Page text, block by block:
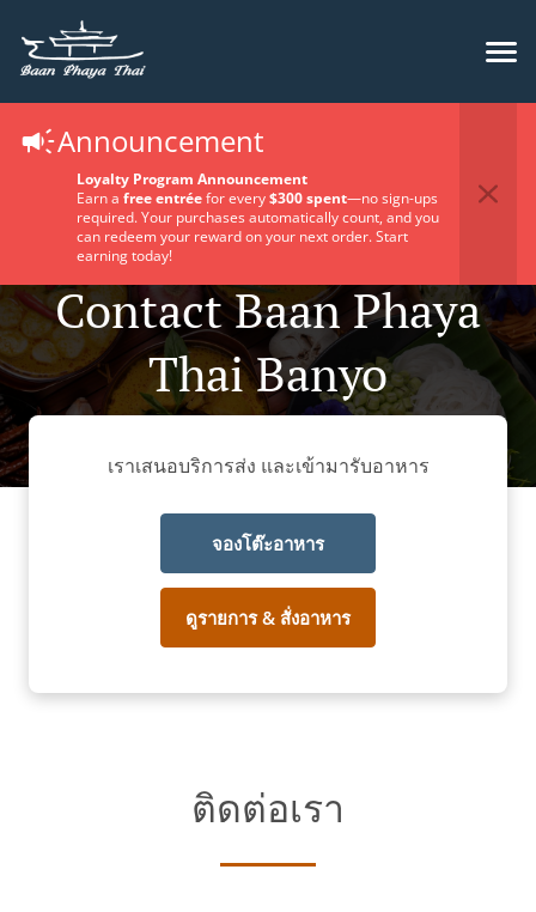
Announcement
Loyalty Program Announcement
Earn a free entréefor every$300 spent—no sign-ups
required. Your purchases automatically count, and you
can redeem your reward on your next order. Start
earning today!
Contact Baan Phaya
Thai Banyo
เราเสนอบริการส่ง และเข้ามารับอาหาร
จองโต๊ะอาหาร
ดูรายการ & สั่งอาหาร
ติดต่อเรา